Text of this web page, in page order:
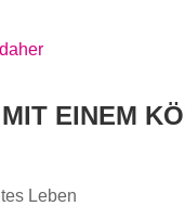
EINEM
Leben